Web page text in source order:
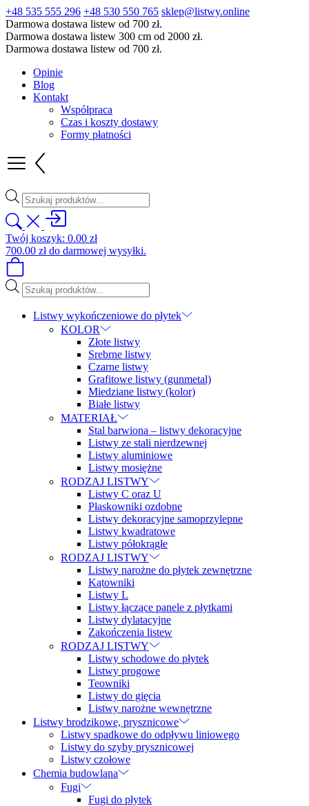
+48 535 555 296 +48 530 550 765 sklep@listwy.online
Darmowa dostawa listew od 700 zł.
Darmowa dostawa listew 300 cm od 2000 zł.
Darmowa dostawa listew od 700 zł.
Opinie
Blog
Kontakt
Współpraca
Czas i koszty dostawy
Formy płatności
Wyszukiwarka
produktów
Twój koszyk: 0.00 zł
700.00 złdo darmowej wysyłki.
Wyszukiwarka
produktów
Listwy wykończeniowe do płytek
KOLOR
Złote listwy
Srebrne listwy
Czarne listwy
Grafitowe listwy (gunmetal)
Miedziane listwy (kolor)
Białe listwy
MATERIAŁ
Stal barwiona – listwy dekoracyjne
Listwy ze stali nierdzewnej
Listwy aluminiowe
Listwy mosiężne
RODZAJ LISTWY
Listwy C oraz U
Płaskowniki ozdobne
Listwy dekoracyjne samoprzylepne
Listwy kwadratowe
Listwy półokrągłe
RODZAJ LISTWY
Listwy narożne do płytek zewnętrzne
Kątowniki
Listwy L
Listwy łączące panele z płytkami
Listwy dylatacyjne
Zakończenia listew
RODZAJ LISTWY
Listwy schodowe do płytek
Listwy progowe
Teowniki
Listwy do gięcia
Listwy narożne wewnętrzne
Listwy brodzikowe, prysznicowe
Listwy spadkowe do odpływu liniowego
Listwy do szyby prysznicowej
Listwy czołowe
Chemia budowlana
Fugi
Fugi do płytek